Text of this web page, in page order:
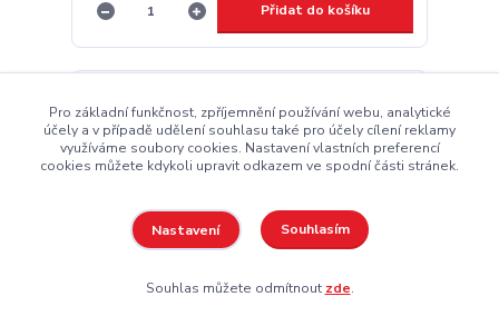
Přidat do košíku
Pro základní funkčnost, zpříjemnění používání webu, analytické
účely a v případě udělení souhlasu také pro účely cílení reklamy
využíváme soubory cookies. Nastavení vlastních preferencí
cookies můžete kdykoli upravit odkazem ve spodní části stránek.
Nastavení Souhlasím
Souhlas můžete odmítnout zde.